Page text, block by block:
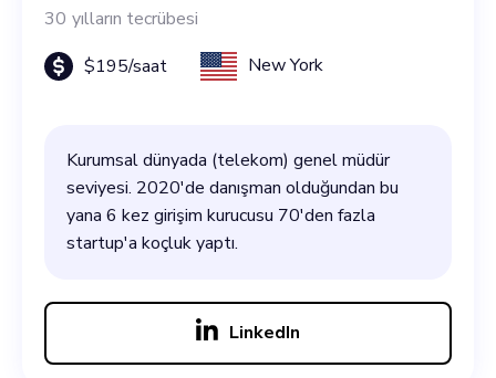
30 yılların tecrübesi
$195/saat New York
Kurumsal dünyada (telekom) genel müdür
seviyesi. 2020'de danışman olduğundan bu
yana 6 kez girişim kurucusu 70'den fazla
startup'a koçluk yaptı.
LinkedIn